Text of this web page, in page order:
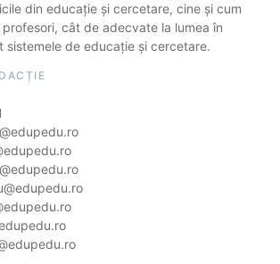
din educație și cercetare, cine și cum
cât de adecvate la lumea în
sistemele de educație și cercetare.